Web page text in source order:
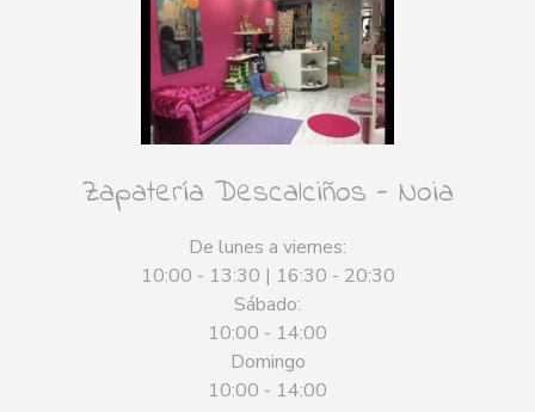
Zapatería Descalciños - Noia
De lunes a viernes:
10:00 - 13:30 | 16:30 - 20:30
Sábado:
10:00 - 14:00
Domingo
10:00 - 14:00